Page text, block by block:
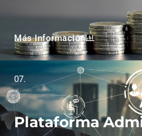
Más Información
07.
Plataforma